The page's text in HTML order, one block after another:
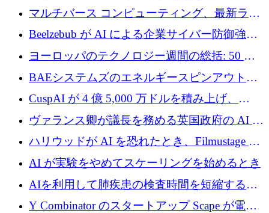
ン コンピューティングに対する DFINITY の
ビジョン
マルチバース コンピューティング、最新ラウ
ンドで最大 5 億 7,000 万ドルを目標
Beelzebub が AI による企業サイバー防御強化
のために 300 万ユーロを調達
ヨーロッパのテクノロジー週間の総括: 50 以
上の取引に 10 億ユーロ以上を投資
BAEシステムズのエネルギースピンアウト原
子力タービンが1500万ポンドの資金調達でス
テルスから浮上
CuspAI が 4 億 5,000 万ドルを積み上げ、
Resist.UA が 5,000 万ユーロの基金を立ち上
げ、DSIT が廃止される
ヴァランス卿が議長を務める英国政府の AI タ
スクフォースが発足
ハリウッドが AI を恐れたとき、Filmustage は
代わりにプリプロダクションに賭けました
AI が実験をやめてスケーリングを始めるとき
AIを利用して肺疾患の検査時間を短縮する英
国のヘルステック挑戦者が1900万ドルを獲得
Y Combinator のスタートアップ Scape が電子